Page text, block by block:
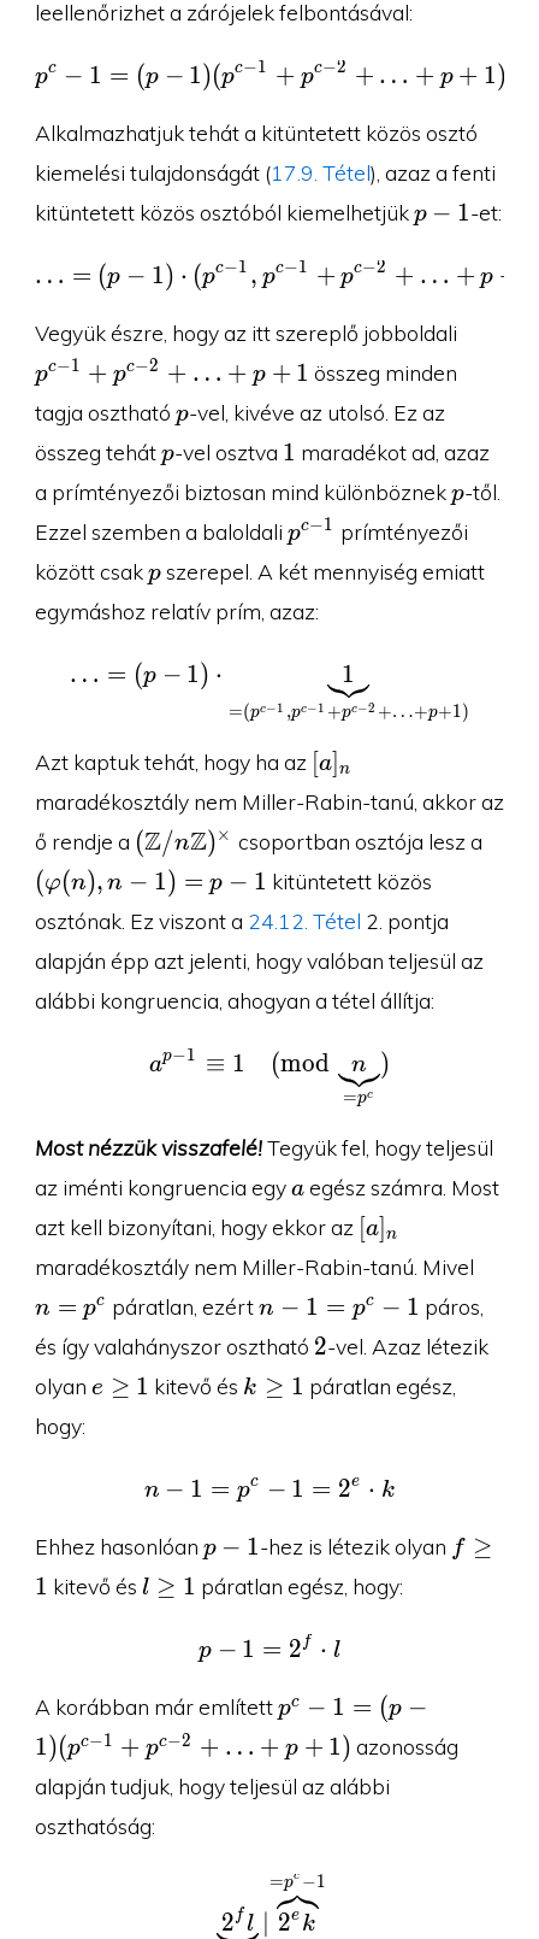
leellenőrizhet a zárójelek felbontásával:
p^c-1=(p-1)(p^{c-
pc − 1 = (p − 1)(pc−1 + pc−2 + … + p + 1)
Alkalmazhatjuk tehát a kitüntetett közös osztó
kiemelési tulajdonságát (17.9. Tétel), azaz a fenti
kitüntetett közös osztóból kiemelhetjükp-
p − 1-et:
\ldots=(p-1)\cdot
… = (p − 1) ⋅ (pc−1 , pc−1 + pc−2 + … + p +
Vegyük észre, hogy az itt szereplő jobboldali
pc−1 + pc−2 + … + p + 1 összeg minden
tagja osztható p
p-vel, kivéve az utolsó. Ez az
összeg tehátp
p-vel osztva 1
1 maradékot ad, azaz
a prímtényezői biztosan mind különböznekp
p-től.
Ezzel szemben a baloldali p^{c-
1}
pc−1 prímtényezői
között csakp
pszerepel. A két mennyiség emiatt
egymáshoz relatív prím, azaz:
\ldots=(p-1)\cdot
… = (p − 1) ⋅
=(pc−1 ,pc−1 +pc−2 +…+p+1)
1
Azt kaptuk tehát, hogy ha az [a]_n
[a] n
maradékosztály nem Miller-Rabin-tanú, akkor az
ő rendje a (\Z/n\Z)^{\times}
(Z/nZ)× csoportban osztója lesz a
(φ(n), n − 1) = p − 1 kitüntetett közös
osztónak. Ez viszont a 24.12. Tétel 2. pontja
alapján épp azt jelenti, hogy valóban teljesül az
alábbi kongruencia, ahogyan a tétel állítja:
a^{p-1}\equiv
ap−1 ≡ 1 (mod
=pc
n )
Most nézzük visszafelé!Tegyük fel, hogy teljesül
az iménti kongruencia egya
aegész számra. Most
azt kell bizonyítani, hogy ekkor az [a]_n
[a] n
maradékosztály nem Miller-Rabin-tanú. Mivel
n = pc páratlan, ezértn-
1=p^c-
1
n − 1 = pc − 1 páros,
és így valahányszor osztható 2
2-vel. Azaz létezik
olyan e\geq
e ≥ 1 kitevő és k\geq
k ≥ 1 páratlan egész,
hogy:
n-1=p^c-1=2^e\cdot k
n − 1 = pc − 1 = 2e ⋅ k
Ehhez hasonlóan p-
p − 1-hez is létezik olyan f\geq
f ≥
1 kitevő és l\geq
l ≥ 1 páratlan egész, hogy:
p-1=2^f\cdot l
p − 1 = 2f ⋅ l
A korábban már említettp^c-1=(p-1)
(p^{c-1}+p^{c-
2}+\ldots+p+1)
pc − 1 = (p −
1)(pc−1 + pc−2 + … + p + 1) azonosság
alapján tudjuk, hogy teljesül az alábbi
oszthatóság:
2 f l ∣ 2e k
=pc −1